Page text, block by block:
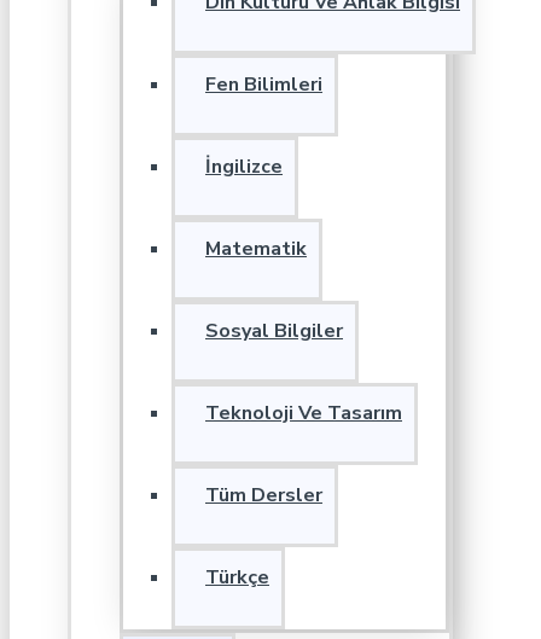
Fen Bilimleri
İngilizce
Matematik
Sosyal Bilgiler
Teknoloji Ve Tasarım
Tüm Dersler
Türkçe